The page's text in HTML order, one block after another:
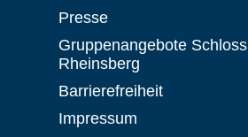
Presse
Gruppenangebote Schloss
Rheinsberg
Barrierefreiheit
Impressum